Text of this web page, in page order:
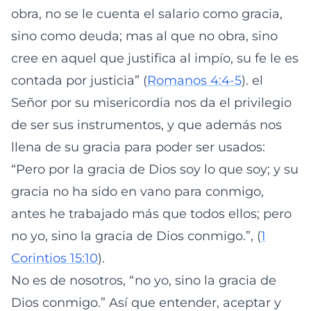
obra, no se le cuenta el salario como gracia,
sino como deuda; mas al que no obra, sino
cree en aquel que justifica al impío, su fe le es
contada por justicia” (Romanos 4:4-5). el
Señor por su misericordia nos da el privilegio
de ser sus instrumentos, y que además nos
llena de su gracia para poder ser usados:
“Pero por la gracia de Dios soy lo que soy; y su
gracia no ha sido en vano para conmigo,
antes he trabajado más que todos ellos; pero
no yo, sino la gracia de Dios conmigo.”, (1
Corintios 15:10).
No es de nosotros, “no yo, sino la gracia de
Dios conmigo.” Así que entender, aceptar y